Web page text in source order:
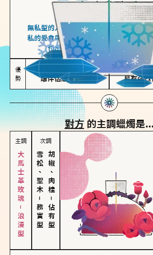
無私型
海鹽、雪花
無私型的人傾向用心呵護、滿足另一半的
私的愛會帶來緊密的關係連結，但也可能
付出中迷失自我，忽略自己真正的
優
勢
讓伴侶感受到關懷
較難設
易有強烈
對方的主調蠟燭是...
主調
大馬士革玫瑰－浪漫型
次調
雪松、聖木
－
務實型
胡椒、肉桂
－
佔有型